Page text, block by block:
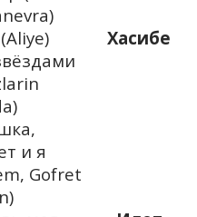
(Aliye)
Хасибе
и я
Gofret